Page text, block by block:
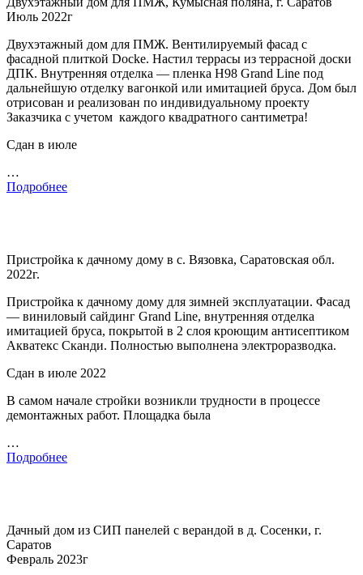
Июль 2022г
Двухэтажный дом для ПМЖ. Вентилируемый фасад с
фасадной плиткой Docke. Настил террасы из террасной доски
ДПК. Внутренняя отделка — пленка H98 Grand Line под
дальнейшую отделку вагонкой или имитацией бруса. Дом был
отрисован и реализован по индивидуальному проекту
Заказчика с учетом каждого квадратного сантиметра!
Сдан в июле
…
Подробнее
Пристройка к дачному дому в с. Вязовка, Саратовская обл.
2022г.
Пристройка к дачному дому для зимней эксплуатации. Фасад
— виниловый сайдинг Grand Line, внутренняя отделка
имитацией бруса, покрытой в 2 слоя кроющим антисептиком
Акватекс Сканди. Полностью выполнена электроразводка.
Сдан в июле 2022
В самом начале стройки возникли трудности в процессе
демонтажных работ. Площадка была
…
Подробнее
Дачный дом из СИП панелей с верандой в д. Сосенки, г.
Саратов
Февраль 2023г